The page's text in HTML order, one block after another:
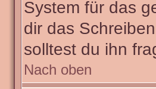
System für das
dir das
solltest du ihn
Nach oben